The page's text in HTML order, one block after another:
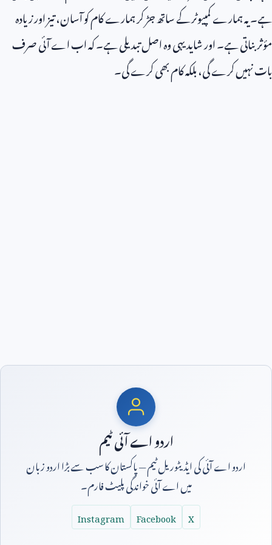
ہے۔ یہ ہمارے کمپیوٹر کے ساتھ جڑ کر ہمارے کام کو آسان، تیز اور زیادہ
مؤثر بناتی ہے۔ اور شاید یہی وہ اصل تبدیلی ہے۔ کہ اب اے آئی صرف
بات نہیں کرے گی، بلکہ کام بھی کرے گی۔
اردو اے آئی ٹیم
اردو اے آئی کی ایڈیٹوریل ٹیم — پاکستان کا سب سے بڑا اردو زبان
میں اے آئی خواندگی پلیٹ فارم۔
X
Facebook
Instagram